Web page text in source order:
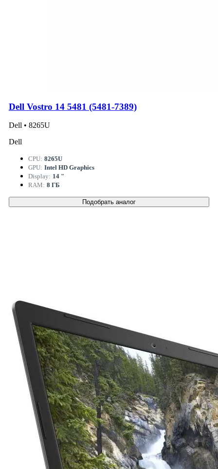
Dell Vostro 14 5481 (5481-7389)
Dell • 8265U
Dell
CPU: 8265U
GPU: Intel HD Graphics
Display: 14 "
RAM: 8 ГБ
Подобрать аналог